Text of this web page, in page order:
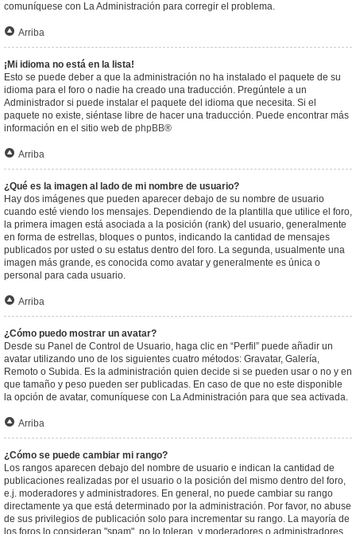
comuníquese con La Administración para corregir el problema.
Arriba
¡Mi idioma no está en la lista!
Esto se puede deber a que la administración no ha instalado el paquete de su
idioma para el foro o nadie ha creado una traducción. Pregúntele a un
Administrador si puede instalar el paquete del idioma que necesita. Si el
paquete no existe, siéntase libre de hacer una traducción. Puede encontrar más
información en el sitio web de phpBB®
Arriba
¿Qué es la imagen al lado de mi nombre de usuario?
Hay dos imágenes que pueden aparecer debajo de su nombre de usuario
cuando esté viendo los mensajes. Dependiendo de la plantilla que utilice el foro,
la primera imagen está asociada a la posición (rank) del usuario, generalmente
en forma de estrellas, bloques o puntos, indicando la cantidad de mensajes
publicados por usted o su estatus dentro del foro. La segunda, usualmente una
imagen más grande, es conocida como avatar y generalmente es única o
personal para cada usuario.
Arriba
¿Cómo puedo mostrar un avatar?
Desde su Panel de Control de Usuario, haga clic en “Perfil” puede añadir un
avatar utilizando uno de los siguientes cuatro métodos: Gravatar, Galería,
Remoto o Subida. Es la administración quien decide si se pueden usar o no y en
que tamaño y peso pueden ser publicadas. En caso de que no este disponible
la opción de avatar, comuníquese con La Administración para que sea activada.
Arriba
¿Cómo se puede cambiar mi rango?
Los rangos aparecen debajo del nombre de usuario e indican la cantidad de
publicaciones realizadas por el usuario o la posición del mismo dentro del foro,
e.j. moderadores y administradores. En general, no puede cambiar su rango
directamente ya que está determinado por la administración. Por favor, no abuse
de sus privilegios de publicación solo para incrementar su rango. La mayoría de
los foros lo consideran "spam", no lo toleran, y moderadores o administradores